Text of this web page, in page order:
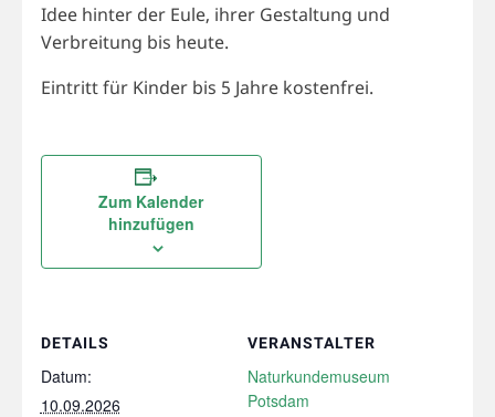
Idee hinter der Eule, ihrer Gestaltung und
Verbreitung bis heute.
Eintritt für Kinder bis 5 Jahre kostenfrei.
Zum Kalender
hinzufügen
DETAILS
Datum:
10.09.2026
VERANSTALTER
Naturkundemuseum
Potsdam